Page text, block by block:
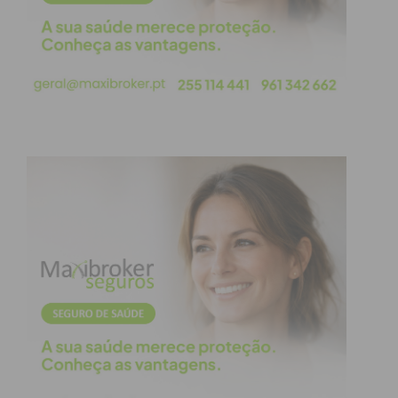
primeira pedra nestas ruas
arduamente na execução do
pavimento para garantir que,
logo após a inauguração, os
cidadãos sentissem que
estavam a caminhar sobre a
história. Este reconhecimento
internacional pela singular